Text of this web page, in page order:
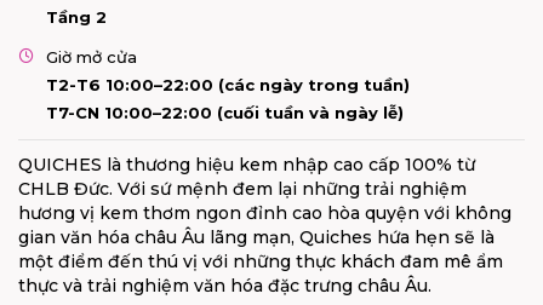
Tầng 2
Giờ mở cửa
T2-T6 10:00–22:00 (các ngày trong tuần)
T7-CN 10:00–22:00 (cuối tuần và ngày lễ)
QUICHES là thương hiệu kem nhập cao cấp 100% từ
CHLB Đức. Với sứ mệnh đem lại những trải nghiệm
hương vị kem thơm ngon đỉnh cao hòa quyện với không
gian văn hóa châu Âu lãng mạn, Quiches hứa hẹn sẽ là
một điểm đến thú vị với những thực khách đam mê ẩm
thực và trải nghiệm văn hóa đặc trưng châu Âu.